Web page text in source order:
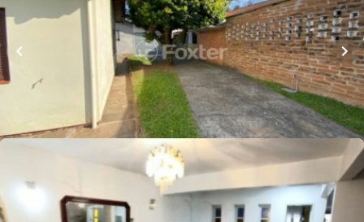
Loft Marketplace
Rua Duque de Caxias,Ideal,Novo Hamburgo
Whatsapp
646.000,00
•5quartos banheiro•6vagas